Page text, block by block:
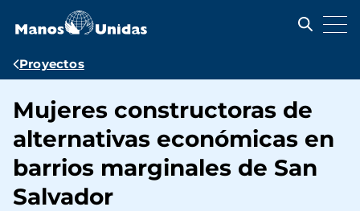
contenido
Ruta
navegación
Proyectos
Mujeres constructoras de
alternativas económicas en
barrios marginales de San
Salvador